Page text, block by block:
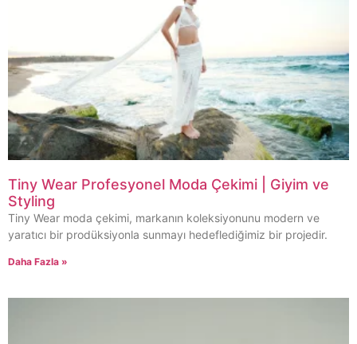
Tiny Wear Profesyonel Moda Çekimi | Giyim ve
Styling
Tiny Wear moda çekimi, markanın koleksiyonunu modern ve
yaratıcı bir prodüksiyonla sunmayı hedeflediğimiz bir projedir.
Daha Fazla »